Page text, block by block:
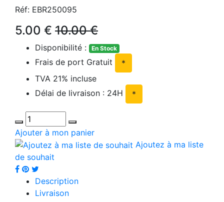
Réf: EBR250095
5.00 € 10.00 €
Disponibilité : En Stock
Frais de port Gratuit
*
TVA 21% incluse
Délai de livraison : 24H
*
Ajouter à mon panier
Ajoutez à ma liste
de souhait
Description
Livraison